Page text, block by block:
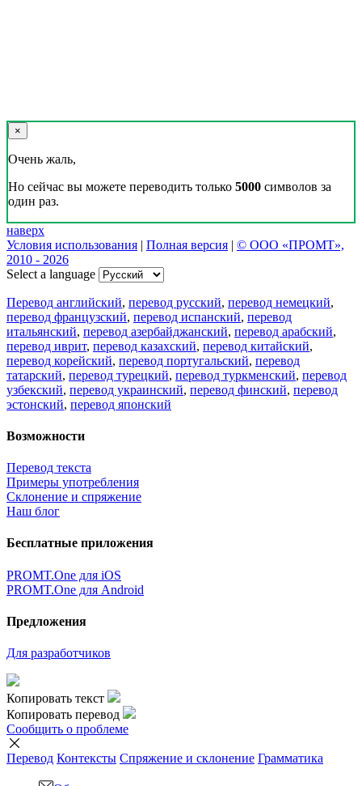
×
Очень жаль,
Но сейчас вы можете переводить только 5000 символов за
один раз.
наверх
Условия использования | Полная версия | © ООО «ПРОМТ»,
2010 - 2026
Select a language
Перевод английский, перевод русский, перевод немецкий,
перевод французский, перевод испанский, перевод
итальянский, перевод азербайджанский, перевод арабский,
перевод иврит, перевод казахский, перевод китайский,
перевод корейский, перевод португальский, перевод
татарский, перевод турецкий, перевод туркменский, перевод
узбекский, перевод украинский, перевод финский, перевод
эстонский, перевод японский
Возможности
Перевод текста
Примеры употребления
Склонение и спряжение
Наш блог
Бесплатные приложения
PROMT.One для iOS
PROMT.One для Android
Предложения
Для разработчиков
Копировать текст
Копировать перевод
Сообщить о проблеме
Перевод Контексты Спряжение и склонение Грамматика